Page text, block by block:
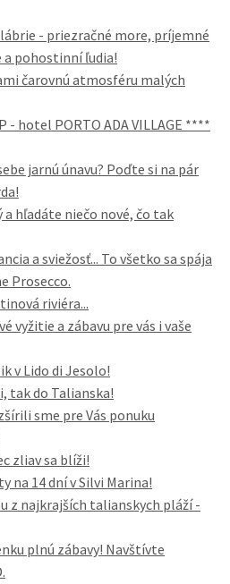
- priezračné more, príjemné
pohostinní ľudia!
čarovnú atmosféru malých
- hotel PORTO ADA VILLAGE ****
jarnú únavu? Poďte si na pár
a hľadáte niečo nové, čo tak
a sviežosť... To všetko sa spája
Prosecco.
riviéra...
vyžitie a zábavu pre vás i vaše
v Lido di Jesolo!
tak do Talianska!
sme pre Vás ponuku
zliav sa blíži!
na 14 dní v Silvi Marina!
z najkrajších talianskych pláží -
plnú zábavy! Navštívte